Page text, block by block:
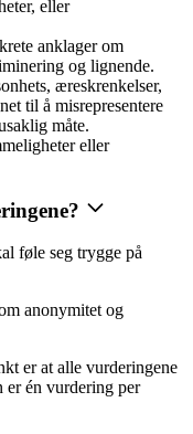
eller
anklager om
og lignende.
æreskrenkelser,
til å misrepresentere
måte.
eller
føle seg trygge på
anonymitet og
er at alle vurderingene
er én vurdering per